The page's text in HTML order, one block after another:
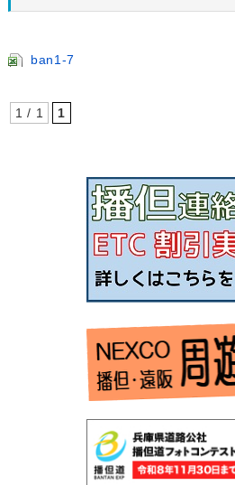
ban1-7
1 / 1 1